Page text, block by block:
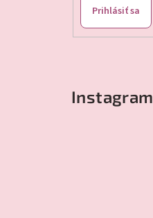
Prihlásiť sa
Instagram